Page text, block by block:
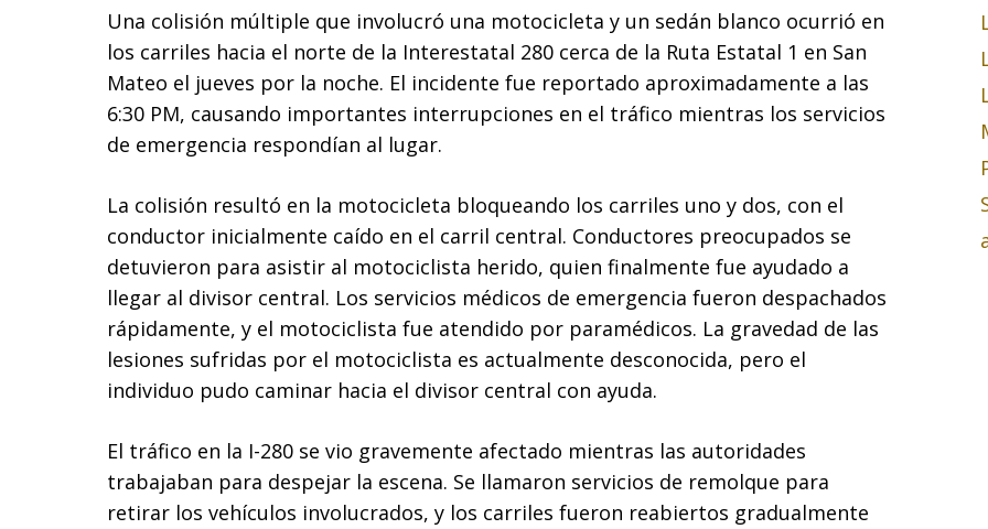
Una colisión múltiple que involucró una motocicleta y un sedán blanco ocurrió en
los carriles hacia el norte de la Interestatal 280 cerca de la Ruta Estatal 1 en San
Mateo el jueves por la noche. El incidente fue reportado aproximadamente a las
6:30 PM, causando importantes interrupciones en el tráfico mientras los servicios
de emergencia respondían al lugar.
La colisión resultó en la motocicleta bloqueando los carriles uno y dos, con el
conductor inicialmente caído en el carril central. Conductores preocupados se
detuvieron para asistir al motociclista herido, quien finalmente fue ayudado a
llegar al divisor central. Los servicios médicos de emergencia fueron despachados
rápidamente, y el motociclista fue atendido por paramédicos. La gravedad de las
lesiones sufridas por el motociclista es actualmente desconocida, pero el
individuo pudo caminar hacia el divisor central con ayuda.
El tráfico en la I-280 se vio gravemente afectado mientras las autoridades
trabajaban para despejar la escena. Se llamaron servicios de remolque para
retirar los vehículos involucrados, y los carriles fueron reabiertos gradualmente